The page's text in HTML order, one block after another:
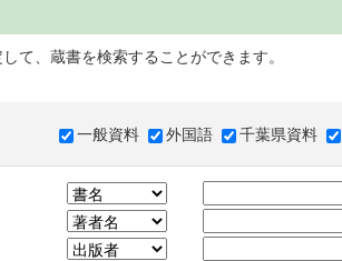
て、蔵書を検索することができます。
一般資料 外国語 千葉県資料